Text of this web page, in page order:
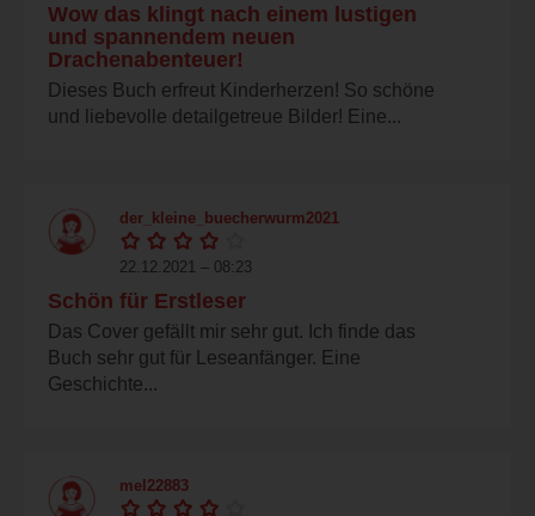
Wow das klingt nach einem lustigen
und spannendem neuen
Drachenabenteuer!
Dieses Buch erfreut Kinderherzen! So schöne
und liebevolle detailgetreue Bilder! Eine...
der_kleine_buecherwurm2021
22.12.2021 – 08:23
Schön für Erstleser
Das Cover gefällt mir sehr gut. Ich finde das
Buch sehr gut für Leseanfänger. Eine
Geschichte...
mel22883